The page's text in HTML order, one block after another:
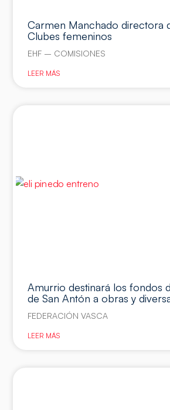
Carmen Manchado directora
Clubes femeninos
EHF – COMISIONES
LEER MÁS
Amurrio destinará los fondos
de San Antón a obras y
FEDERACIÓN VASCA
LEER MÁS